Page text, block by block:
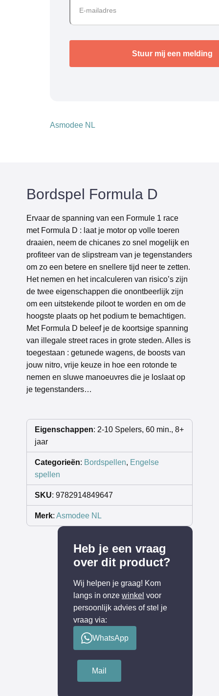
Asmodee NL
Bordspel Formula D
Ervaar de spanning van een Formule 1 race
met Formula D : laat je motor op volle toeren
draaien, neem de chicanes zo snel mogelijk en
profiteer van de slipstream van je tegenstanders
om zo een betere en snellere tijd neer te zetten.
Het nemen en het incalculeren van risico’s zijn
de twee eigenschappen die onontbeerlijk zijn
om een uitstekende piloot te worden en om de
hoogste plaats op het podium te bemachtigen.
Met Formula D beleef je de koortsige spanning
van illegale street races in grote steden. Alles is
toegestaan : getunede wagens, de boosts van
jouw nitro, vrije keuze in hoe een rotonde te
nemen en sluwe manoeuvres die je loslaat op
je tegenstanders…
Eigenschappen: 2-10 Spelers, 60 min., 8+
jaar
Categorieën: Bordspellen, Engelse
spellen
SKU: 9782914849647
Merk: Asmodee NL
Heb je een vraag
over dit product?
Wij helpen je graag! Kom
langs in onze winkel voor
persoonlijk advies of stel je
vraag via:
WhatsApp
Mail